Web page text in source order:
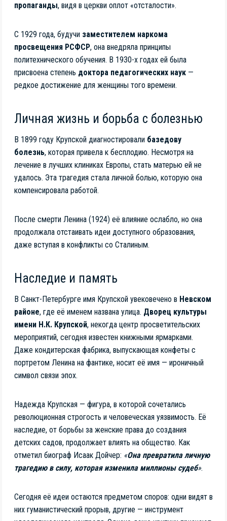
пропаганды, видя в церкви оплот «отсталости».
С 1929 года, будучи заместителем наркома
просвещения РСФСР, она внедряла принципы
политехнического обучения. В 1930-х годах ей была
присвоена степень доктора педагогических наук —
редкое достижение для женщины того времени.
Личная жизнь и борьба с болезнью
В 1899 году Крупской диагностировали базедову
болезнь, которая привела к бесплодию. Несмотря на
лечение в лучших клиниках Европы, стать матерью ей не
удалось. Эта трагедия стала личной болью, которую она
компенсировала работой.
После смерти Ленина (1924) её влияние ослабло, но она
продолжала отстаивать идеи доступного образования,
даже вступая в конфликты со Сталиным.
Наследие и память
В Санкт-Петербурге имя Крупской увековечено в Невском
районе, где её именем названа улица. Дворец культуры
имени Н.К. Крупской, некогда центр просветительских
мероприятий, сегодня известен книжными ярмарками.
Даже кондитерская фабрика, выпускающая конфеты с
портретом Ленина на фантике, носит её имя — ироничный
символ связи эпох.
Надежда Крупская — фигура, в которой сочетались
революционная строгость и человеческая уязвимость. Её
наследие, от борьбы за женские права до создания
детских садов, продолжает влиять на общество. Как
отметил биограф Исаак Дойчер: «Она превратила личную
трагедию в силу, которая изменила миллионы судеб».
Сегодня её идеи остаются предметом споров: одни видят в
них гуманистический прорыв, другие — инструмент